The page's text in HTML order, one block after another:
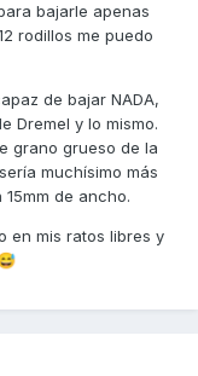
bajarle apenas
rodillos me puedo
de bajar NADA,
Dremel y lo mismo.
grano grueso de la
muchísimo más
de ancho.
en mis ratos libres y